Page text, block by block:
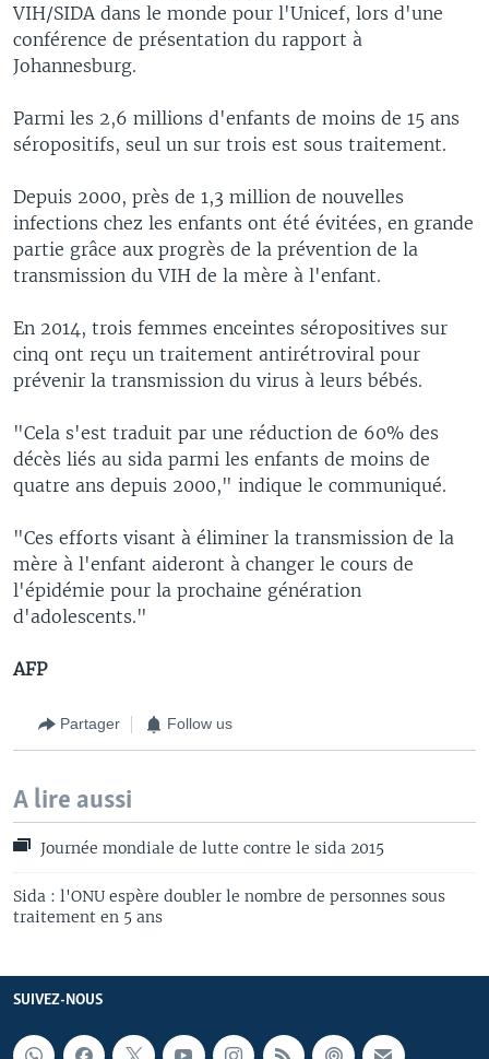
VIH/SIDA dans le monde pour l'Unicef, lors d'une
conférence de présentation du rapport à
Johannesburg.
Parmi les 2,6 millions d'enfants de moins de 15 ans
séropositifs, seul un sur trois est sous traitement.
Depuis 2000, près de 1,3 million de nouvelles
infections chez les enfants ont été évitées, en grande
partie grâce aux progrès de la prévention de la
transmission du VIH de la mère à l'enfant.
En 2014, trois femmes enceintes séropositives sur
cinq ont reçu un traitement antirétroviral pour
prévenir la transmission du virus à leurs bébés.
"Cela s'est traduit par une réduction de 60% des
décès liés au sida parmi les enfants de moins de
quatre ans depuis 2000," indique le communiqué.
"Ces efforts visant à éliminer la transmission de la
mère à l'enfant aideront à changer le cours de
l'épidémie pour la prochaine génération
d'adolescents."
AFP
Partager Follow us
A lire aussi
Journée mondiale de lutte contre le sida 2015
Sida : l'ONU espère doubler le nombre de personnes sous
traitement en 5 ans
SUIVEZ-NOUS